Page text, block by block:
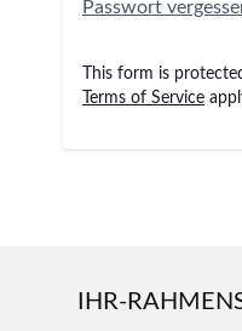
Passwort
This form is
Terms of Service
IHR-